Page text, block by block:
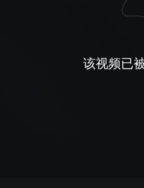
该视频已